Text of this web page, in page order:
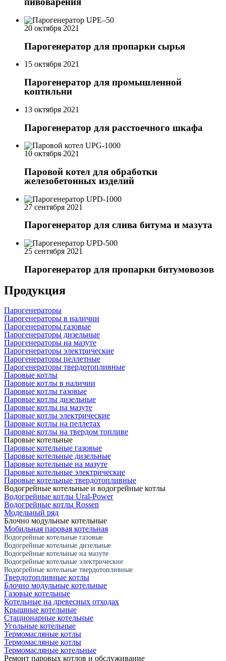
20 октября 2021
Парогенератор для пропарки сырья
15 октября 2021
Парогенератор для промышленной
коптильни
13 октября 2021
Парогенератор для расстоечного шкафа
10 октября 2021
Паровой котел для обработки
железобетонных изделий
27 сентября 2021
Парогенератор для слива битума и мазута
25 сентября 2021
Парогенератор для пропарки битумовозов
Продукция
Парогенераторы
Парогенераторы в наличии
Парогенераторы газовые
Парогенераторы дизельные
Парогенераторы на мазуте
Парогенераторы электрические
Парогенераторы пеллетные
Парогенераторы твердотопливные
Паровые котлы
Паровые котлы в наличии
Паровые котлы газовые
Паровые котлы дизельные
Паровые котлы на мазуте
Паровые котлы электрические
Паровые котлы на пеллетах
Паровые котлы на твердом топливе
Паровые котельные
Паровые котельные газовые
Паровые котельные дизельные
Паровые котельные на мазуте
Паровые котельные электрические
Паровые котельные твердотопливные
Водогрейные котельные и водогрейные котлы
Водогрейные котлы Ural-Power
Водогрейные котлы Rossen
Модельный ряд
Блочно модульные котельные
Мобильная паровая котельная
Водогрейные котельные газовые
Водогрейные котельные дизельные
Водогрейные котельные на мазуте
Водогрейные котельные электрические
Водогрейные котельные твердотопливные
Твердотопливные котлы
Блочно модульные котельные
Газовые котельные
Котельные на древесных отходах
Крышные котельные
Стационарные котельные
Угольные котельные
Термомасляные котлы
Термомасляные котлы
Термомасляные котельные
Ремонт паровых котлов и обслуживание